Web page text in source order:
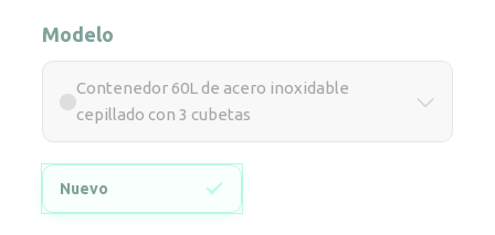
Modelo
Contenedor 60L de acero inoxidable
cepillado con 3 cubetas
Nuevo